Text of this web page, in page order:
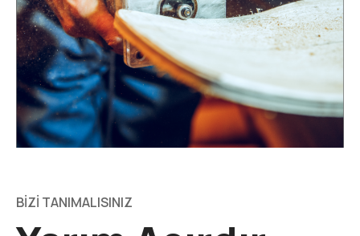
BİZİ TANIMALISINIZ